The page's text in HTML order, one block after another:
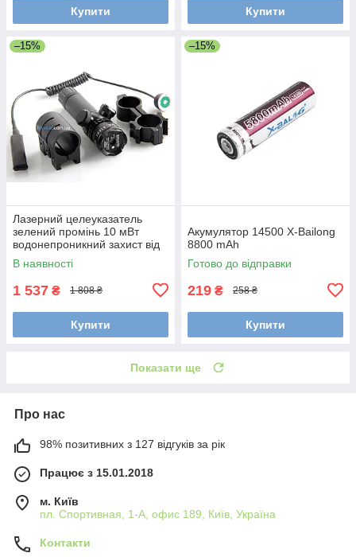
Купити Купити
–15%
Лазерний целеуказатель
зелений промінь 10 мВт
водонепроникний захист від
вібрації кріплення 21 мм
виносна
В наявності
1 537 ₴ 1 808 ₴
Купити
–15%
Акумулятор 14500 X-Bailong
8800 mAh
Готово до відправки
219 ₴ 258 ₴
Купити
Показати ще
Про нас
98% позитивних з 127 відгуків за рік
Працює з 15.01.2018
м. Київ
пл. Спортивная, 1-А, офис 189, Київ, Україна
Контакти